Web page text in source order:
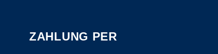
ZAHLUNG PER